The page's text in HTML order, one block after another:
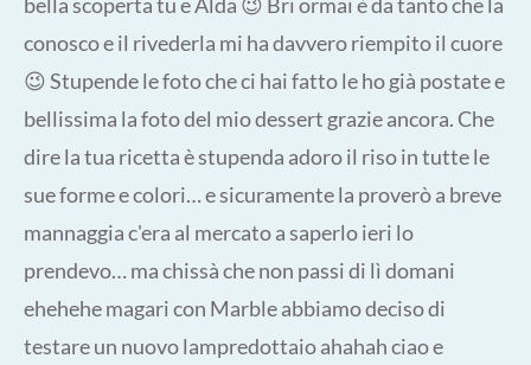
conosco e il rivederla mi ha davvero riempito il cuore
😉 Stupende le foto che ci hai fatto le ho già postate e
bellissima la foto del mio dessert grazie ancora. Che
dire la tua ricetta è stupenda adoro il riso in tutte le
sue forme e colori… e sicuramente la proverò a breve
mannaggia c'era al mercato a saperlo ieri lo
prendevo… ma chissà che non passi di lì domani
ehehehe magari con Marble abbiamo deciso di
testare un nuovo lampredottaio ahahah ciao e